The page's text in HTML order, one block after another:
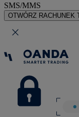
SMS/MMS
OTWÓRZ RACHUNEK